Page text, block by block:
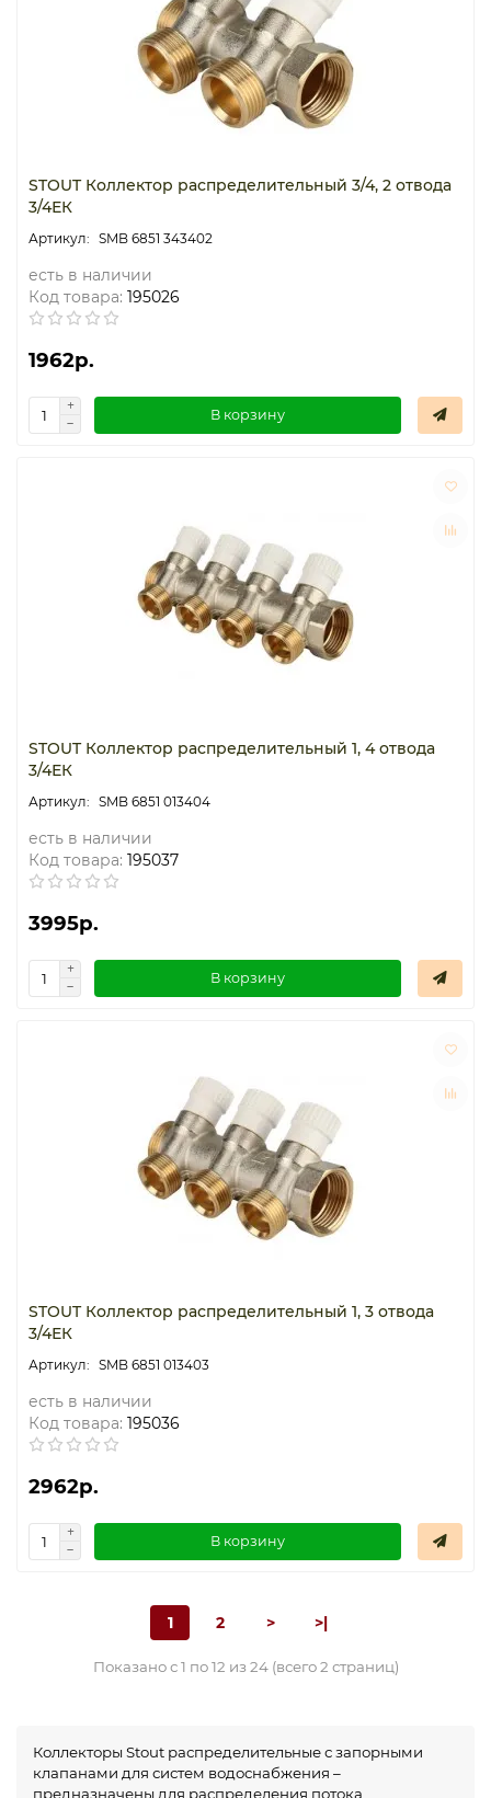
STOUT Коллектор распределительный 3/4, 2 отвода
3/4ЕК
SMB 6851 343402
есть в наличии
Код товара: 195026
1962р.
В корзину
STOUT Коллектор распределительный 1, 4 отвода
3/4ЕК
SMB 6851 013404
есть в наличии
Код товара: 195037
3995р.
В корзину
STOUT Коллектор распределительный 1, 3 отвода
3/4ЕК
SMB 6851 013403
есть в наличии
Код товара: 195036
2962р.
В корзину
1 2 > >|
Показано с 1 по 12 из 24 (всего 2 страниц)
Коллекторы Stout распределительные с запорными
клапанами для систем водоснабжения –
предназначены для распределения потока